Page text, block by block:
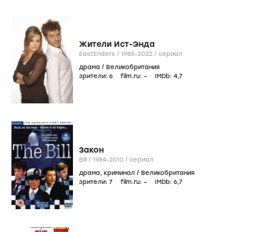
Жители Ист-Энда
EastEnders / 1985-2022 / сериал
драма / Великобритания
зрители: 6 film.ru: – IMDb: 4,7
Закон
Bill / 1984-2010 / сериал
драма, криминал / Великобритания
зрители: 7 film.ru: – IMDb: 6,7